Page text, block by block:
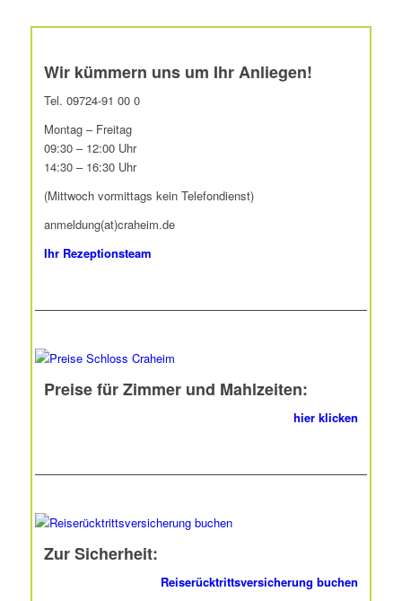
Wir kümmern uns um Ihr Anliegen!
Tel. 09724-91 00 0
Montag – Freitag
09:30 – 12:00 Uhr
14:30 – 16:30 Uhr
(Mittwoch vormittags kein Telefondienst)
anmeldung(at)craheim.de
Ihr Rezeptionsteam
Preise für Zimmer und Mahlzeiten:
hier klicken
Zur Sicherheit:
Reiserücktrittsversicherung buchen